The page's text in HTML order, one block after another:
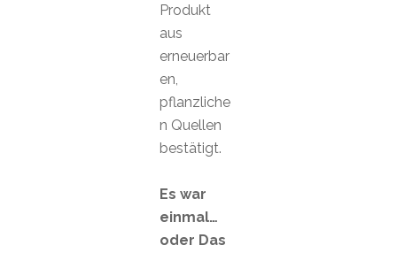
Produkt
aus
erneuerbar
en,
pflanzliche
n Quellen
bestätigt.
Es war
einmal…
oder Das